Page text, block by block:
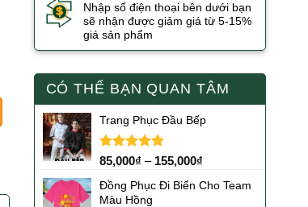
Nhập số điện thoại bên dưới bạn
sẽ nhận được giảm giá từ 5-15%
giá sản phẩm
CÓ THỂ BẠN QUAN TÂM
Trang Phục Đầu Bếp
Được xếp
5 sao
85,000₫ – 155,000₫
Đồng Phục Đi Biển Cho Team
Màu Hồng